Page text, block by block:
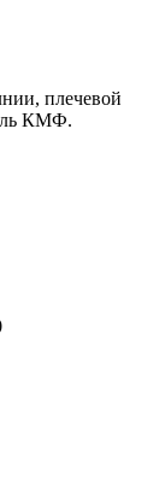
плечевой
КМФ.